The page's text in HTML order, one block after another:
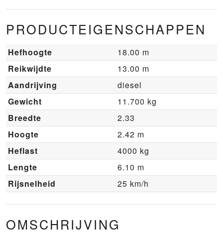
PRODUCTEIGENSCHAPPEN
Hefhoogte
18.00 m
Reikwijdte
13.00 m
Aandrijving
diesel
Gewicht
11.700 kg
Breedte
2.33
Hoogte
2.42 m
Heflast
4000 kg
Lengte
6.10 m
Rijsnelheid
25 km/h
OMSCHRIJVING